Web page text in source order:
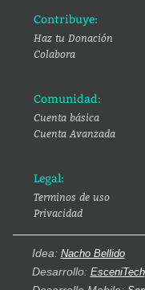
Contribuye:
Haz tu Donación
Colabora
Comunidad:
Cuenta básica
Cuenta Avanzada
Legal:
Terminos de uso
Privacidad
Idea: Nacho Bellido
Desarrollo: EsceniTech